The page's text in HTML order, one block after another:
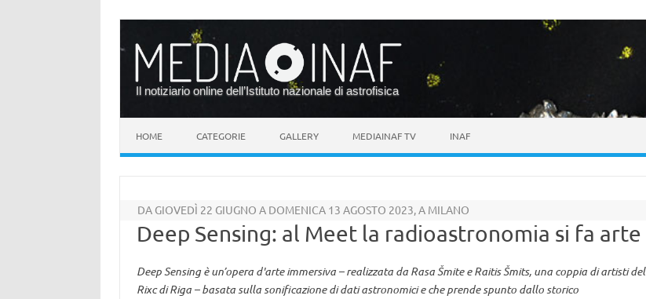
Il notiziario online dell’Istituto nazionale di astrofisica
HOME CATEGORIE GALLERY MEDIAINAF TV INAF
DA GIOVEDÌ 22 GIUGNO A DOMENICA 13 AGOSTO 2023, A MILANO
Deep Sensing: al Meet la radioastronomia si fa arte
Deep Sensing è un’opera d'arte immersiva – realizzata da Rasa Šmite e Raitis Šmits, una coppia di artisti del
Rixc di Riga – basata sulla sonificazione di dati astronomici e che prende spunto dallo storico